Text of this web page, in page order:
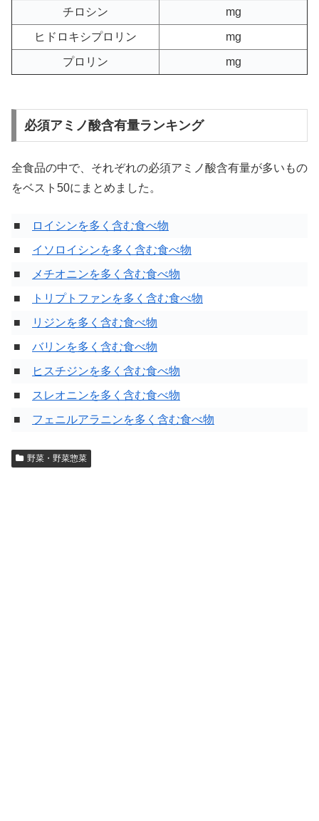
チロシン mg
ヒドロキシプロリン mg
プロリン mg
必須アミノ酸含有量ランキング
全食品の中で、それぞれの必須アミノ酸含有量が多いもの
をベスト50にまとめました。
■
ロイシンを多く含む食べ物
■ イソロイシンを多く含む食べ物
■
メチオニンを多く含む食べ物
■
トリプトファンを多く含む食べ物
■
リジンを多く含む食べ物
■ バリンを多く含む食べ物
■
ヒスチジンを多く含む食べ物
■
スレオニンを多く含む食べ物
■ フェニルアラニンを多く含む食べ物
野菜・野菜惣菜